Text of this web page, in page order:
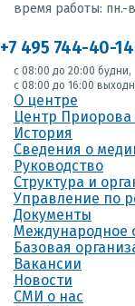
время работы: пн.-
+7 495 744-40-14
с 08:00 до 20:00 будни,
с 08:00 до 16:00
О центре
Центр Приорова
История
Сведения о
Руководство
Структура и
Управление по
Документы
Международное
Базовая
Вакансии
Новости
СМИ о нас